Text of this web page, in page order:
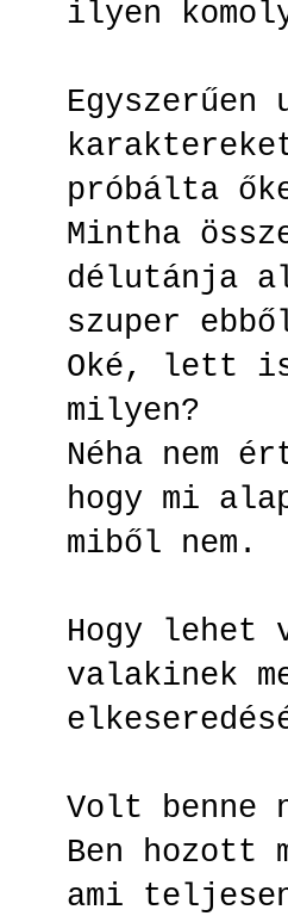
ilyen
Egyszerűen
próbálta
Mintha
délutánja
szuper
Oké, lett
milyen?
Néha nem
hogy mi
miből nem.
Hogy
valakinek
Volt benne
Ben hozott
ami